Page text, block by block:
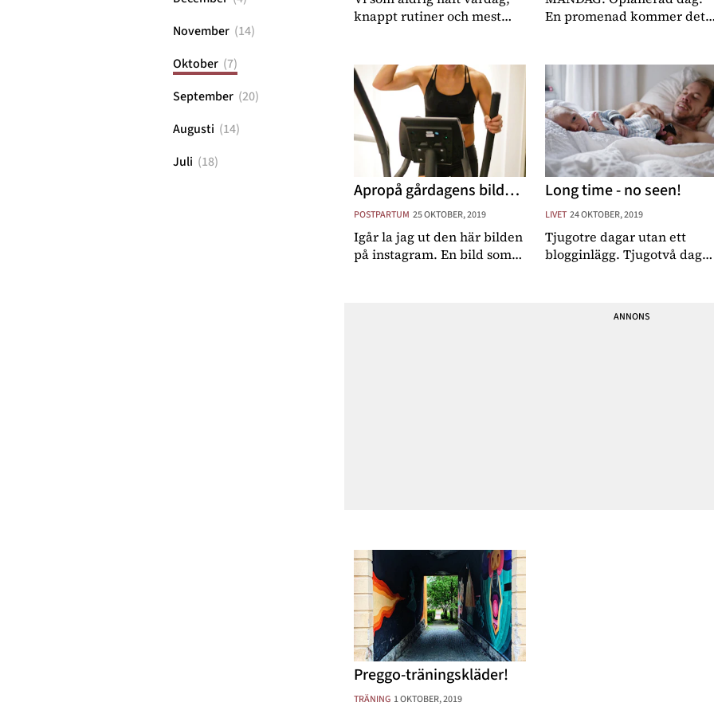
November (14)
Oktober (7)
September (20)
Augusti (14)
Juli (18)
knappt rutiner och mest
värdet av just vardagen.
Hur sköna rutiner kan vara,
hur de underlättar och
faktiskt gör att man orka
En promenad kommer det
att ordna med, men vi får
vilket humör H är på om
går att göra eller ej..
TISDAG: Inga boka
Apropå gårdagens bild…
POSTPARTUM 25 OKTOBER, 2019
Igår la jag ut den här bilden
på instagram. En bild som
Long time - no seen!
LIVET 24 OKTOBER, 2019
Tjugotre dagar utan ett
blogginlägg. Tjugotvå dagar
sin morfar. Och nu står jag
Preggo-träningskläder!
TRÄNING 1 OKTOBER, 2019